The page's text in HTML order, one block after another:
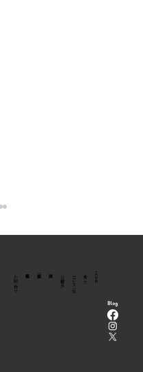
お問い合わせ ​法人向け お客様の声 サービス一覧 HOME